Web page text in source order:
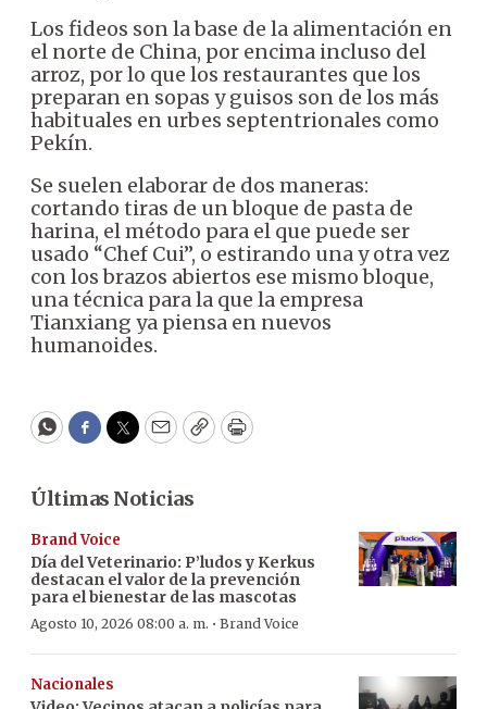
Los fideos son la base de la alimentación en
el norte de China, por encima incluso del
arroz, por lo que los restaurantes que los
preparan en sopas y guisos son de los más
habituales en urbes septentrionales como
Pekín.
Se suelen elaborar de dos maneras:
cortando tiras de un bloque de pasta de
harina, el método para el que puede ser
usado “Chef Cui”, o estirando una y otra vez
con los brazos abiertos ese mismo bloque,
una técnica para la que la empresa
Tianxiang ya piensa en nuevos
humanoides.
WhatsApp
Facebook
Twitter
EmailCopyPrint
Últimas Noticias
Brand Voice
Día del Veterinario: P’ludos y Kerkus
destacan el valor de la prevención
para el bienestar de las mascotas
Agosto 10, 2026 08:00 a. m. · Brand Voice
Nacionales